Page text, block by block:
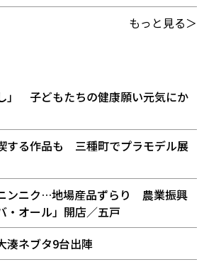
もっと見る＞
」 子どもたちの健康願い元気にか
する作品も 三種町でプラモデル展
ンニク…地場産品ずらり 農業振興
・オール」開店／五戸
ネブタ9台出陣